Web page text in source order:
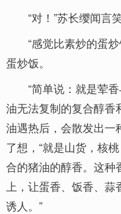
“对！”苏长缨闻言
“感觉比素炒的蛋
蛋炒饭。
“简单说：就是荤
油无法复制的复合醇香
油遇热后，会散发出
了想，“就是山货，核
合的猪油的醇香。这种
上，让蛋香、饭香、
诱人。”